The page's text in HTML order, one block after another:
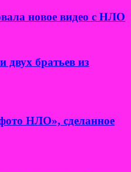
новое видео с НЛО
братьев из
НЛО», сделанное